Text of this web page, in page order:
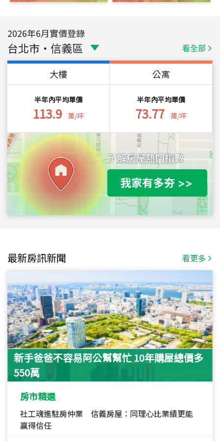
2026年6月實價登錄
台北市 ・ 信義區 看全部
大樓
半年內平均單價
113.9 萬/坪
公寓
半年內平均單價
73.77 萬/坪
最新房訊新聞 看更多
新手爸爸不容易阿公幫幫忙 10年購屋總價多
550萬
房市精選
社工魂進駐房仲業 信義房屋：同理心比業績更能
贏得信任